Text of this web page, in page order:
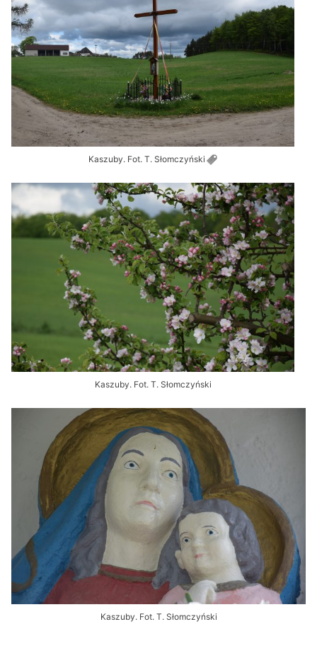
Kaszuby. Fot. T. Słomczyński
Kaszuby. Fot. T. Słomczyński
Kaszuby. Fot. T. Słomczyński